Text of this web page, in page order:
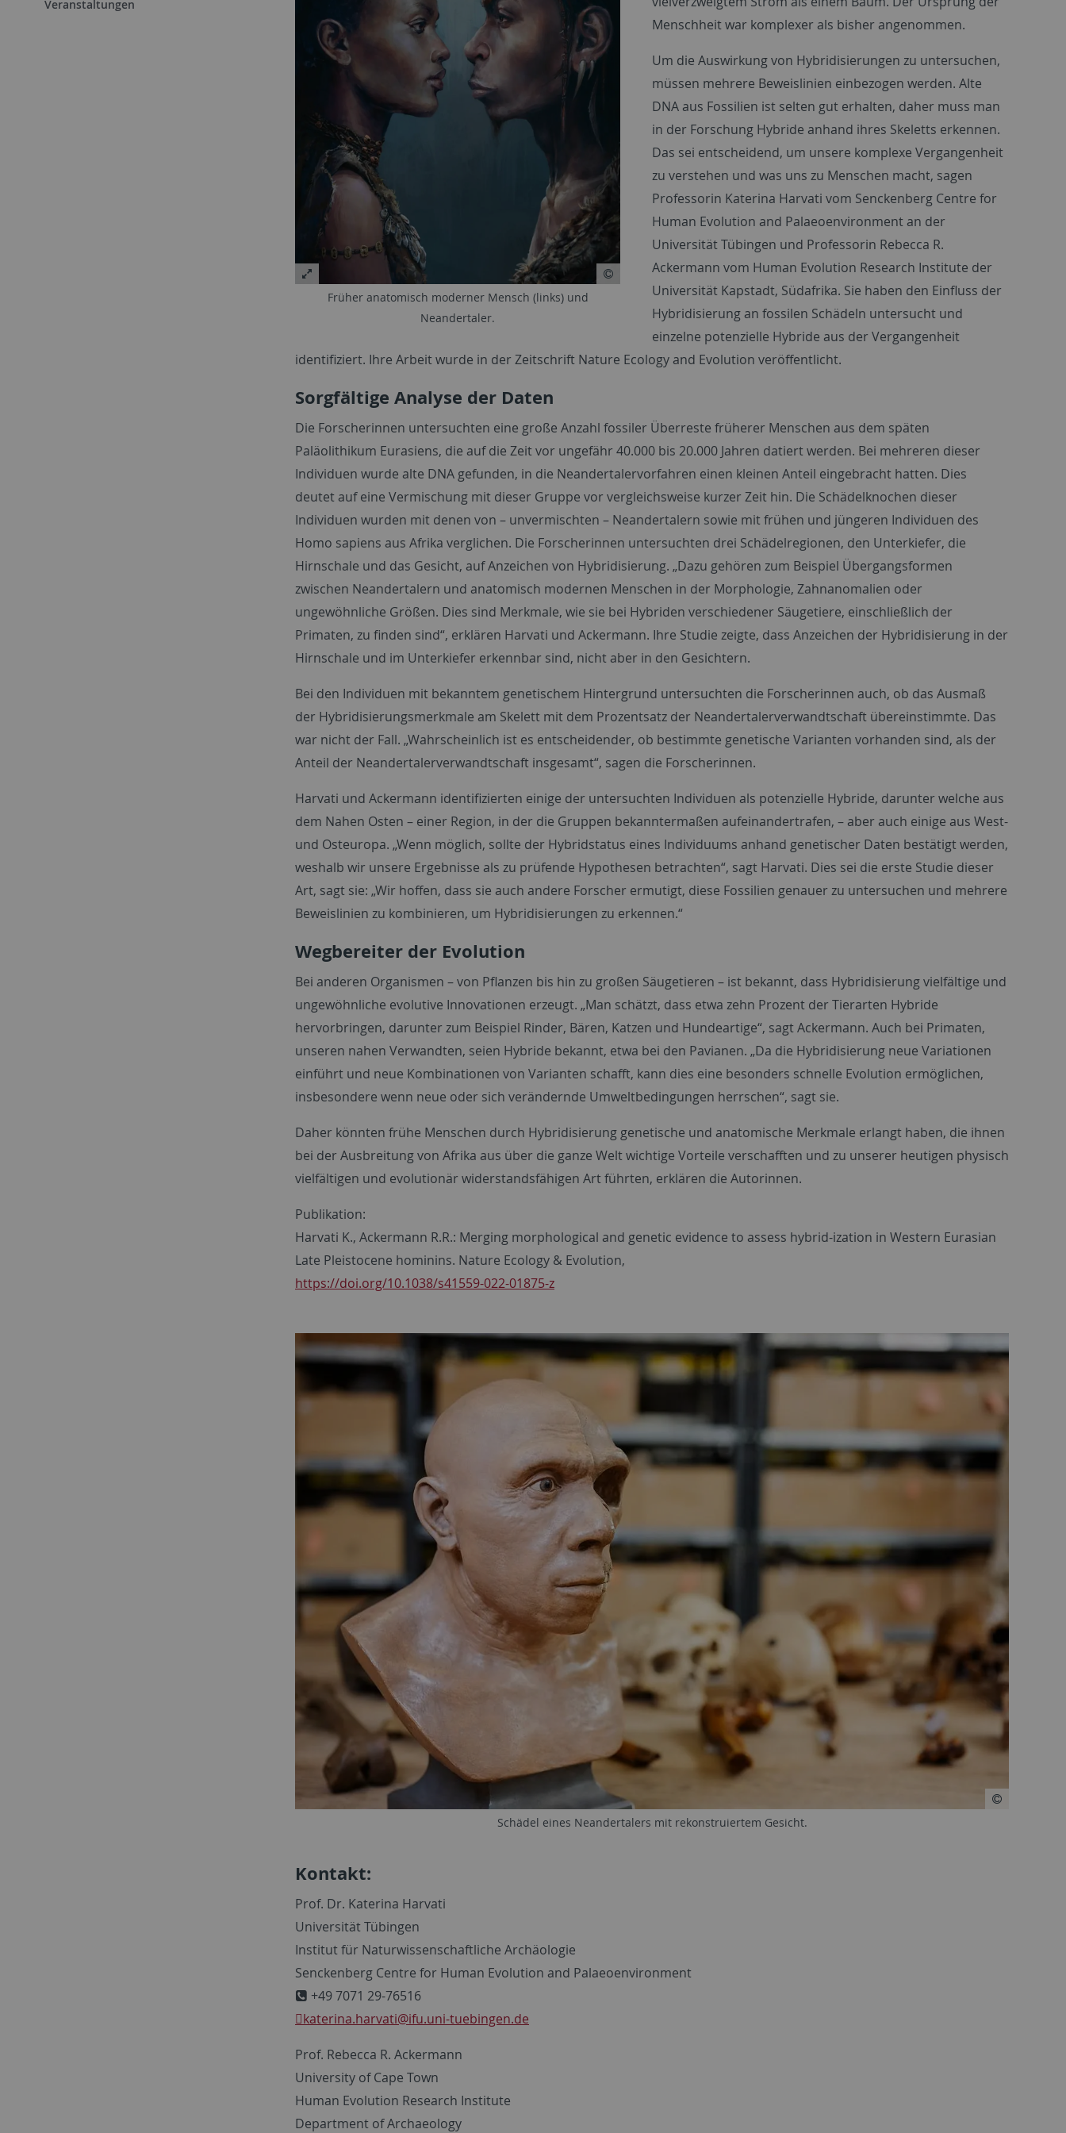
Veranstaltungen
Früher anatomisch moderner Mensch (links) und
Neandertaler.
Menschheit war komplexer als bisher angenommen.
Um die Auswirkung von Hybridisierungen zu untersuchen,
müssen mehrere Beweislinien einbezogen werden. Alte
DNA aus Fossilien ist selten gut erhalten, daher muss man
in der Forschung Hybride anhand ihres Skeletts erkennen.
Das sei entscheidend, um unsere komplexe Vergangenheit
zu verstehen und was uns zu Menschen macht, sagen
Professorin Katerina Harvati vom Senckenberg Centre for
Human Evolution and Palaeoenvironment an der
Universität Tübingen und Professorin Rebecca R.
Ackermann vom Human Evolution Research Institute der
Universität Kapstadt, Südafrika. Sie haben den Einfluss der
Hybridisierung an fossilen Schädeln untersucht und
einzelne potenzielle Hybride aus der Vergangenheit
identifiziert. Ihre Arbeit wurde in der Zeitschrift Nature Ecology and Evolution veröffentlicht.
Sorgfältige Analyse der Daten
Die Forscherinnen untersuchten eine große Anzahl fossiler Überreste früherer Menschen aus dem späten
Paläolithikum Eurasiens, die auf die Zeit vor ungefähr 40.000 bis 20.000 Jahren datiert werden. Bei mehreren dieser
Individuen wurde alte DNA gefunden, in die Neandertalervorfahren einen kleinen Anteil eingebracht hatten. Dies
deutet auf eine Vermischung mit dieser Gruppe vor vergleichsweise kurzer Zeit hin. Die Schädelknochen dieser
Individuen wurden mit denen von – unvermischten – Neandertalern sowie mit frühen und jüngeren Individuen des
Homo sapiens aus Afrika verglichen. Die Forscherinnen untersuchten drei Schädelregionen, den Unterkiefer, die
Hirnschale und das Gesicht, auf Anzeichen von Hybridisierung. „Dazu gehören zum Beispiel Übergangsformen
zwischen Neandertalern und anatomisch modernen Menschen in der Morphologie, Zahnanomalien oder
ungewöhnliche Größen. Dies sind Merkmale, wie sie bei Hybriden verschiedener Säugetiere, einschließlich der
Primaten, zu finden sind“, erklären Harvati und Ackermann. Ihre Studie zeigte, dass Anzeichen der Hybridisierung in der
Hirnschale und im Unterkiefer erkennbar sind, nicht aber in den Gesichtern.
Bei den Individuen mit bekanntem genetischem Hintergrund untersuchten die Forscherinnen auch, ob das Ausmaß
der Hybridisierungsmerkmale am Skelett mit dem Prozentsatz der Neandertalerverwandtschaft übereinstimmte. Das
war nicht der Fall. „Wahrscheinlich ist es entscheidender, ob bestimmte genetische Varianten vorhanden sind, als der
Anteil der Neandertalerverwandtschaft insgesamt“, sagen die Forscherinnen.
Harvati und Ackermann identifizierten einige der untersuchten Individuen als potenzielle Hybride, darunter welche aus
dem Nahen Osten – einer Region, in der die Gruppen bekanntermaßen aufeinandertrafen, – aber auch einige aus West-
und Osteuropa. „Wenn möglich, sollte der Hybridstatus eines Individuums anhand genetischer Daten bestätigt werden,
weshalb wir unsere Ergebnisse als zu prüfende Hypothesen betrachten“, sagt Harvati. Dies sei die erste Studie dieser
Art, sagt sie: „Wir hoffen, dass sie auch andere Forscher ermutigt, diese Fossilien genauer zu untersuchen und mehrere
Beweislinien zu kombinieren, um Hybridisierungen zu erkennen.“
Wegbereiter der Evolution
Bei anderen Organismen – von Pflanzen bis hin zu großen Säugetieren – ist bekannt, dass Hybridisierung vielfältige und
ungewöhnliche evolutive Innovationen erzeugt. „Man schätzt, dass etwa zehn Prozent der Tierarten Hybride
hervorbringen, darunter zum Beispiel Rinder, Bären, Katzen und Hundeartige“, sagt Ackermann. Auch bei Primaten,
unseren nahen Verwandten, seien Hybride bekannt, etwa bei den Pavianen. „Da die Hybridisierung neue Variationen
einführt und neue Kombinationen von Varianten schafft, kann dies eine besonders schnelle Evolution ermöglichen,
insbesondere wenn neue oder sich verändernde Umweltbedingungen herrschen“, sagt sie.
Daher könnten frühe Menschen durch Hybridisierung genetische und anatomische Merkmale erlangt haben, die ihnen
bei der Ausbreitung von Afrika aus über die ganze Welt wichtige Vorteile verschafften und zu unserer heutigen physisch
vielfältigen und evolutionär widerstandsfähigen Art führten, erklären die Autorinnen.
Publikation:
Harvati K., Ackermann R.R.: Merging morphological and genetic evidence to assess hybrid-ization in Western Eurasian
Late Pleistocene hominins. Nature Ecology & Evolution,
https://doi.org/10.1038/s41559-022-01875-z
Schädel eines Neandertalers mit rekonstruiertem Gesicht.
Kontakt:
Prof. Dr. Katerina Harvati
Universität Tübingen
Institut für Naturwissenschaftliche Archäologie
Senckenberg Centre for Human Evolution and Palaeoenvironment
+49 7071 29-76516
katerina.harvati@ifu.uni-tuebingen.de
Prof. Rebecca R. Ackermann
University of Cape Town
Human Evolution Research Institute
Department of Archaeology